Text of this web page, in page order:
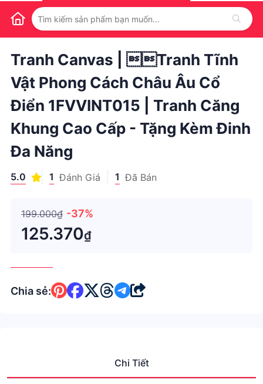
1
Tranh Canvas | Tranh Tĩnh
Vật Phong Cách Châu Âu Cổ
Điển 1FVVINT015 | Tranh Căng
Khung Cao Cấp - Tặng Kèm Đinh
Đa Năng
5.0 1 Đánh Giá 1 Đã Bán
199.000₫ -37%
125.370₫
Chia sẻ:
Chi Tiết